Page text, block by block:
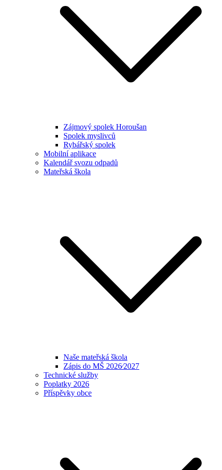
Zájmový spolek Horoušan
Spolek myslivců
Rybářský spolek
Mobilní aplikace
Kalendář svozu odpadů
Mateřská škola
Naše mateřská škola
Zápis do MŠ 2026⁄2027
Technické služby
Poplatky 2026
Příspěvky obce